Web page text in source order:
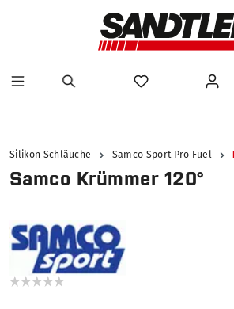
Silikon Schläuche Samco Sport Pro Fuel
Samco Krümmer 120°